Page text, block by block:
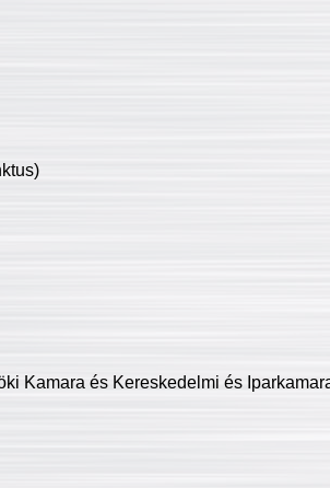
Kamara és Kereskedelmi és